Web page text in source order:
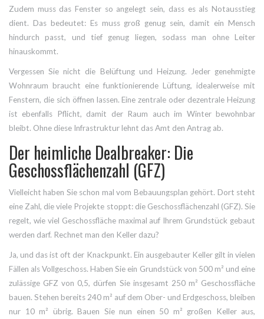
Zudem muss das Fenster so angelegt sein, dass es als Notausstieg
dient. Das bedeutet: Es muss groß genug sein, damit ein Mensch
hindurch passt, und tief genug liegen, sodass man ohne Leiter
hinauskommt.
Vergessen Sie nicht die Belüftung und Heizung. Jeder genehmigte
Wohnraum braucht eine funktionierende Lüftung, idealerweise mit
Fenstern, die sich öffnen lassen. Eine zentrale oder dezentrale Heizung
ist ebenfalls Pflicht, damit der Raum auch im Winter bewohnbar
bleibt. Ohne diese Infrastruktur lehnt das Amt den Antrag ab.
Der heimliche Dealbreaker: Die
Geschossflächenzahl (GFZ)
Vielleicht haben Sie schon mal vom Bebauungsplan gehört. Dort steht
eine Zahl, die viele Projekte stoppt: die Geschossflächenzahl (GFZ). Sie
regelt, wie viel Geschossfläche maximal auf Ihrem Grundstück gebaut
werden darf. Rechnet man den Keller dazu?
Ja, und das ist oft der Knackpunkt. Ein ausgebauter Keller gilt in vielen
Fällen als Vollgeschoss. Haben Sie ein Grundstück von 500 m² und eine
zulässige GFZ von 0,5, dürfen Sie insgesamt 250 m² Geschossfläche
bauen. Stehen bereits 240 m² auf dem Ober- und Erdgeschoss, bleiben
nur 10 m² übrig. Bauen Sie nun einen 50 m² großen Keller aus,